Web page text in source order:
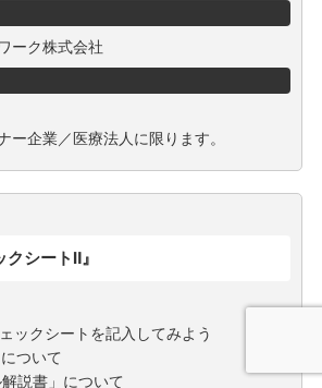
ーク株式会社
ー企業／医療法人に限ります。
クシートⅡ』
ックシートを記入してみよう
ついて
説書」について